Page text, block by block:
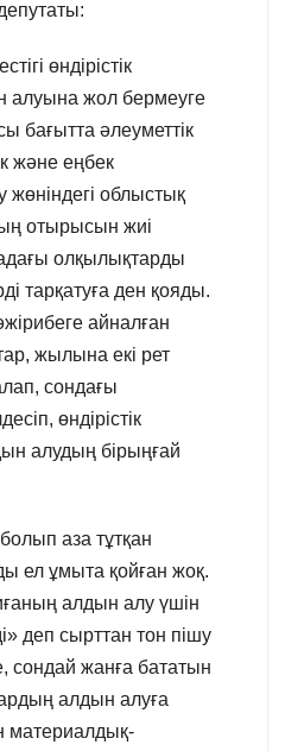
өндірістік
алуына жол бермеуге
бағытта әлеуметтік
және еңбек
жөніндегі облыстық
отырысын жиі
олқылықтарды
тарқатуға ден қояды.
айналған
жылына екі рет
сондағы
өндірістік
алудың бірыңғай
аза тұтқан
ел ұмыта қойған жоқ.
алдын алу үшін
деп сырттан тон пішу
сондай жанға бататын
алдын алуға
материалдық-